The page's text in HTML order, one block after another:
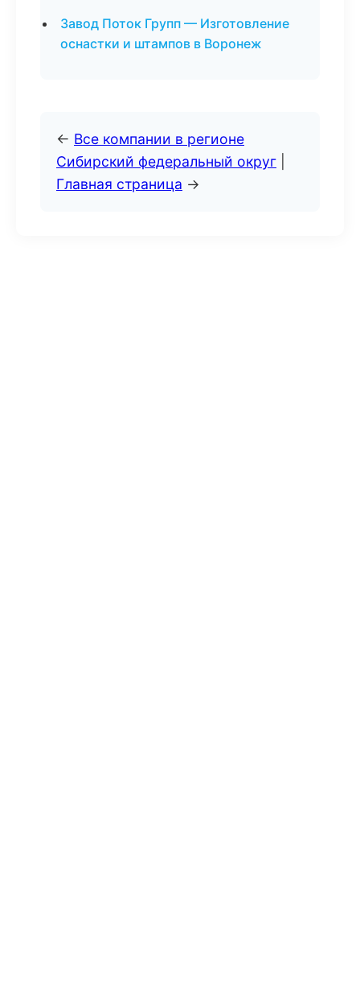
Завод Поток Групп — Изготовление
оснастки и штампов в Воронеж
← Все компании в регионе
Сибирский федеральный округ
Главная страница →